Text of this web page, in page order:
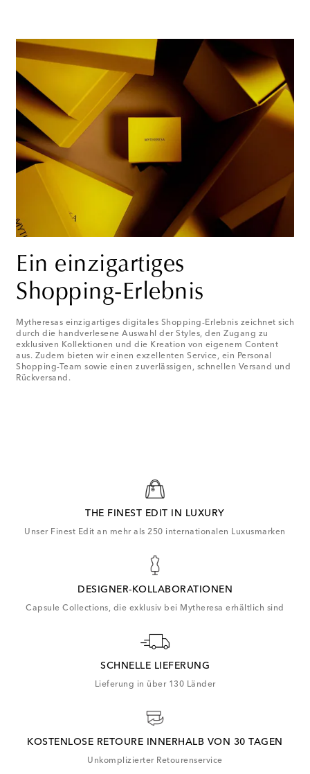
Ein einzigartiges
Shopping-Erlebnis
Mytheresas einzigartiges digitales Shopping-Erlebnis zeichnet sich
durch die handverlesene Auswahl der Styles, den Zugang zu
exklusiven Kollektionen und die Kreation von eigenem Content
aus. Zudem bieten wir einen exzellenten Service, ein Personal
Shopping-Team sowie einen zuverlässigen, schnellen Versand und
Rückversand.
THE FINEST EDIT IN LUXURY
Unser Finest Edit an mehr als 250 internationalen Luxusmarken
DESIGNER-KOLLABORATIONEN
Capsule Collections, die exklusiv bei Mytheresa erhältlich sind
SCHNELLE LIEFERUNG
Lieferung in über 130 Länder
KOSTENLOSE RETOURE INNERHALB VON 30 TAGEN
Unkomplizierter Retourenservice